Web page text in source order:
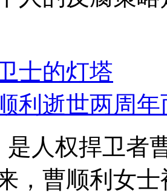
士的灯塔
逝世两周年
是人权捍卫者
，曹顺利女